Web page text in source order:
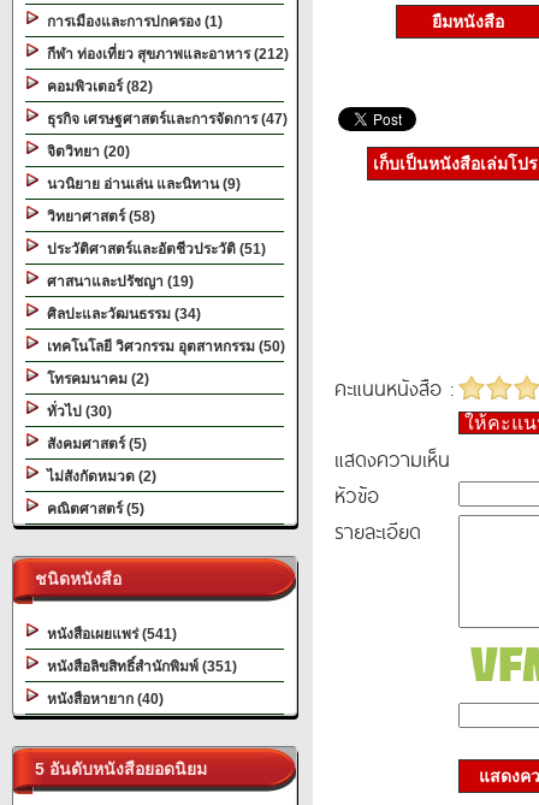
การเมืองและการปกครอง (1)
กีฬา ท่องเที่ยว สุขภาพและอาหาร (212)
คอมพิวเตอร์ (82)
ธุรกิจ เศรษฐศาสตร์และการจัดการ (47)
จิตวิทยา (20)
นวนิยาย อ่านเล่น และนิทาน (9)
วิทยาศาสตร์ (58)
ประวัติศาสตร์และอัตชีวประวัติ (51)
ศาสนาและปรัชญา (19)
ศิลปะและวัฒนธรรม (34)
เทคโนโลยี วิศวกรรม อุตสาหกรรม (50)
โทรคมนาคม (2)
ทั่วไป (30)
สังคมศาสตร์ (5)
ไม่สังกัดหมวด (2)
คณิตศาสตร์ (5)
ชนิดหนังสือ
หนังสือเผยแพร่ (541)
หนังสือลิขสิทธิ์สำนักพิมพ์ (351)
หนังสือหายาก (40)
5 อันดับหนังสือยอดนิยม
ยืมหนังสือ
เก็บเป็นหนังสือเล่มโป
คะแนนหนังสือ :
ให้คะแ
แสดงความเห็น
หัวข้อ
รายละเอียด
แสดงค